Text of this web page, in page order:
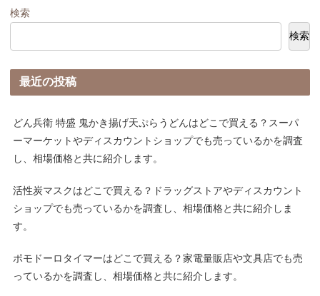
検索
検索
最近の投稿
どん兵衛 特盛 鬼かき揚げ天ぷらうどんはどこで買える？スーパ
ーマーケットやディスカウントショップでも売っているかを調査
し、相場価格と共に紹介します。
活性炭マスクはどこで買える？ドラッグストアやディスカウント
ショップでも売っているかを調査し、相場価格と共に紹介しま
す。
ポモドーロタイマーはどこで買える？家電量販店や文具店でも売
っているかを調査し、相場価格と共に紹介します。